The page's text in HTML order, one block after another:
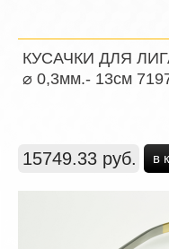
КУСАЧКИ ДЛЯ
⌀ 0,3мм.- 13см
15749.33 руб. в